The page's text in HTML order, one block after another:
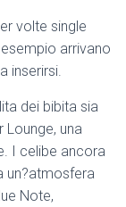
volte single
arrivano
inserirsi.
dei bibita sia
una
I celibe ancora
un?atmosfera
Note,